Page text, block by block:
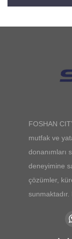
FOSHAN
mutfak ve
donanımları
deneyimine
çözümler,
sunmaktadır.